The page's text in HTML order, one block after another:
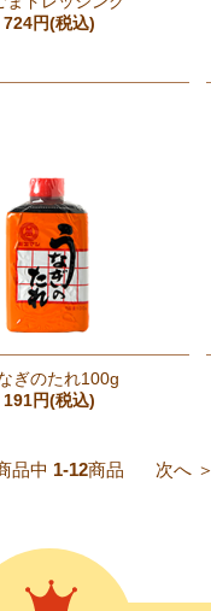
724円(税込)
ぎのたれ100g
191円(税込)
品中 1-12商品 次へ ＞